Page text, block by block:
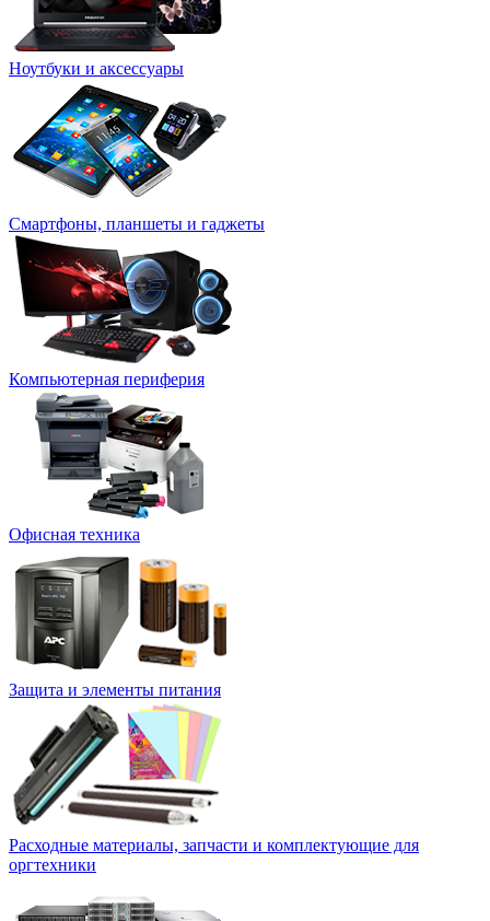
Ноутбуки и аксессуары
Смартфоны, планшеты и гаджеты
Компьютерная периферия
Офисная техника
Защита и элементы питания
Расходные материалы, запчасти и комплектующие для
оргтехники